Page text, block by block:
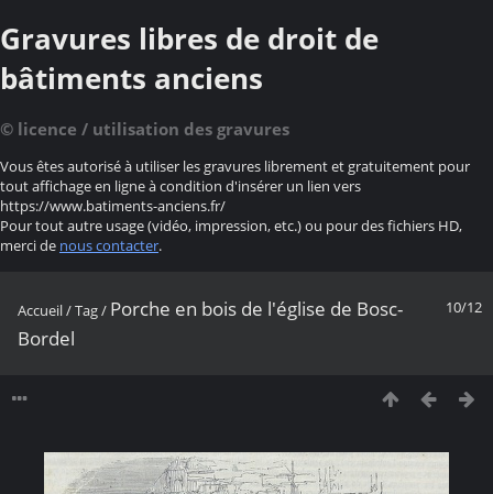
Gravures libres de droit de
bâtiments anciens
© licence / utilisation des gravures
Vous êtes autorisé à utiliser les gravures librement et gratuitement pour
tout affichage en ligne à condition d'insérer un lien vers
https://www.batiments-anciens.fr/
Pour tout autre usage (vidéo, impression, etc.) ou pour des fichiers HD,
merci de nous contacter.
10/12
Accueil/Tag/ Porche en bois de l'église de Bosc-
Bordel